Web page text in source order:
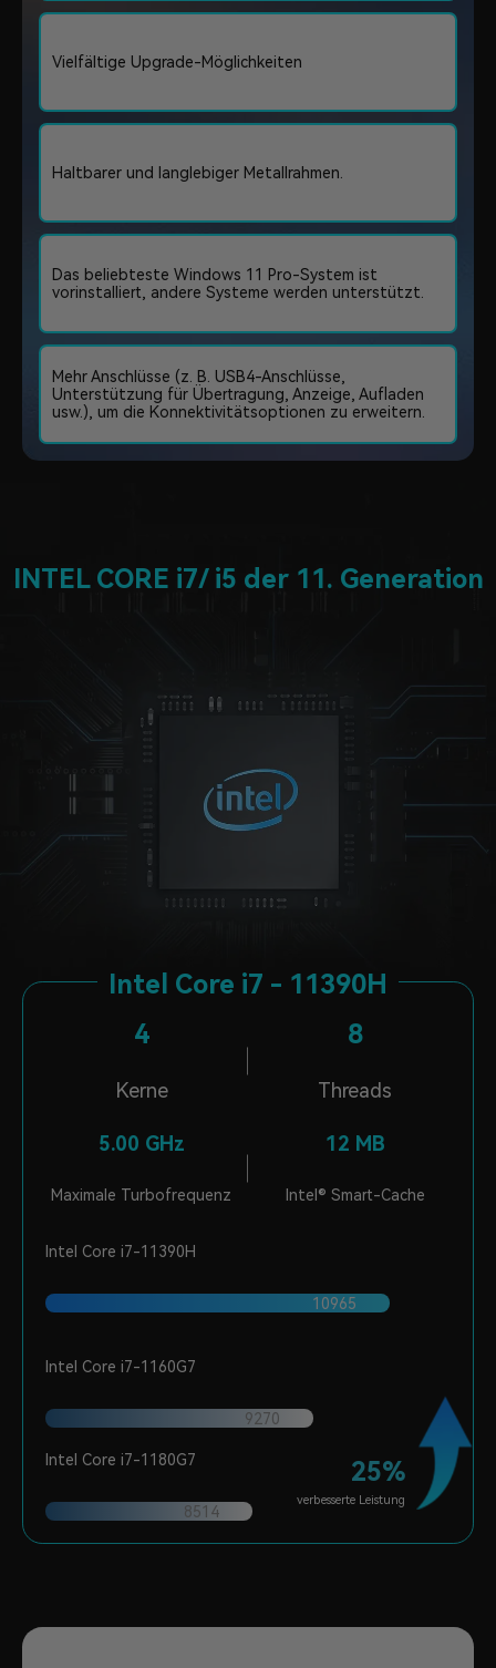
Vielfältige Upgrade-Möglichkeiten
Haltbarer und langlebiger Metallrahmen.
Das beliebteste Windows 11 Pro-System ist
vorinstalliert, andere Systeme werden unterstützt.
Mehr Anschlüsse (z. B. USB4-Anschlüsse,
Unterstützung für Übertragung, Anzeige, Aufladen
usw.), um die Konnektivitätsoptionen zu erweitern.
INTEL CORE i7/ i5 der 11. Generation
Intel Core i7 - 11390H
4
Kerne
8
Threads
5.00 GHz
Maximale Turbofrequenz
12 MB
Intel® Smart-Cache
Intel Core i7-11390H
10965
Intel Core i7-1160G7
9270
Intel Core i7-1180G7
8514
25%
verbesserte Leistung